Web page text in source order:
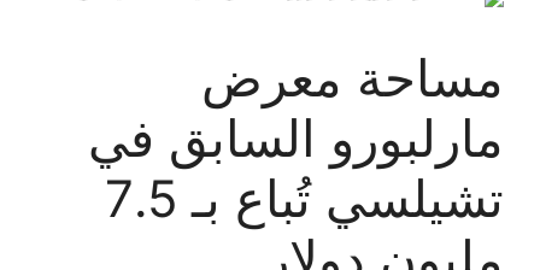
مساحة معرض
مارلبورو السابق في
تشيلسي تُباع بـ 7.5